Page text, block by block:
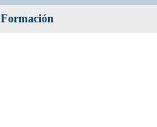
Formación